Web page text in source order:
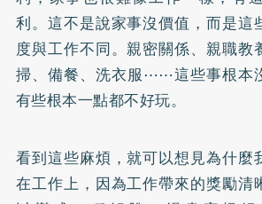
利。這不是說家事沒價值，而是這
度與工作不同。親密關係、親職教
掃、備餐、洗衣服⋯⋯這些事根本
有些根本一點都不好玩。
看到這些麻煩，就可以想見為什麼
在工作上，因為工作帶來的獎勵清